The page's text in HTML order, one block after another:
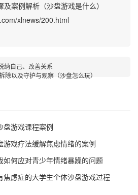
案例解析（沙盘游戏是什么）
xlnews/200.html
纳自己、改善关系
除以及守护与观察（沙盘怎么玩）
盘游戏课程案例
游戏疗法缓解焦虑情绪的案例
如何应对青少年情绪暴躁的问题
焦虑症的大学生个体沙盘游戏过程